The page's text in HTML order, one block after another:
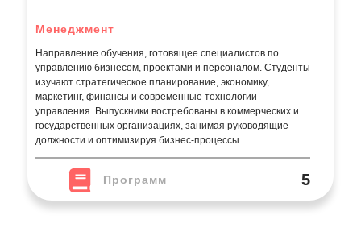
Менеджмент
Направление обучения, готовящее специалистов по
управлению бизнесом, проектами и персоналом. Студенты
изучают стратегическое планирование, экономику,
маркетинг, финансы и современные технологии
управления. Выпускники востребованы в коммерческих и
государственных организациях, занимая руководящие
должности и оптимизируя бизнес-процессы.
Программ 5